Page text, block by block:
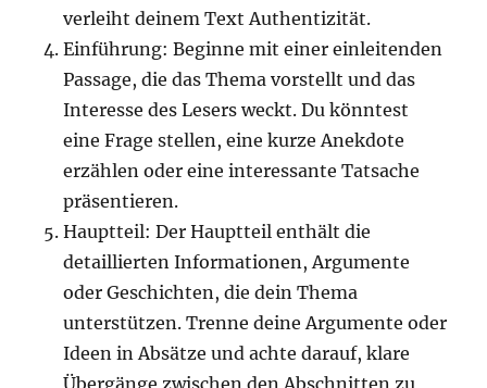
verleiht deinem Text Authentizität.
Einführung: Beginne mit einer einleitenden
Passage, die das Thema vorstellt und das
Interesse des Lesers weckt. Du könntest
eine Frage stellen, eine kurze Anekdote
erzählen oder eine interessante Tatsache
präsentieren.
Hauptteil: Der Hauptteil enthält die
detaillierten Informationen, Argumente
oder Geschichten, die dein Thema
unterstützen. Trenne deine Argumente oder
Ideen in Absätze und achte darauf, klare
Übergänge zwischen den Abschnitten zu